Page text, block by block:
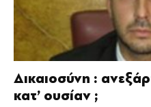
Δικαιοσύνη :
κατ’ ουσίαν ;